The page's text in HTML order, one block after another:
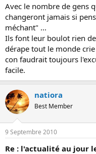
Avec le nombre de gens
changeront jamais si
méchant" ...
Ils font leur boulot rien
dérape tout le monde
con faudrait toujours
facile.
natiora
Best Member
9 Septembre 2010
Re : l'actualité au jour